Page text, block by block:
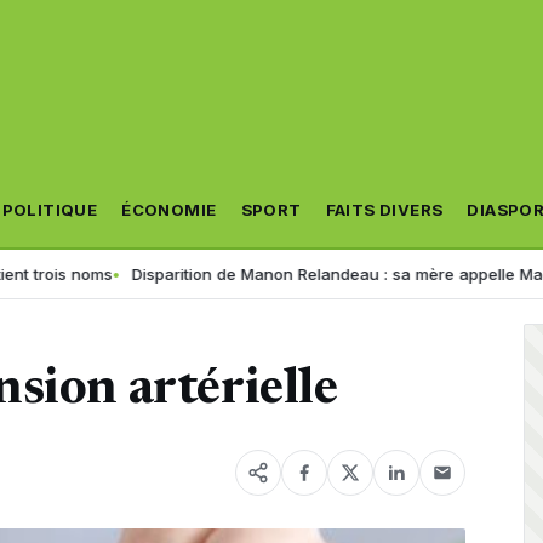
POLITIQUE ÉCONOMIE SPORT FAITS DIVERS
noms Disparition de Manon Relandeau : sa mère appelle Macron à
artérielle